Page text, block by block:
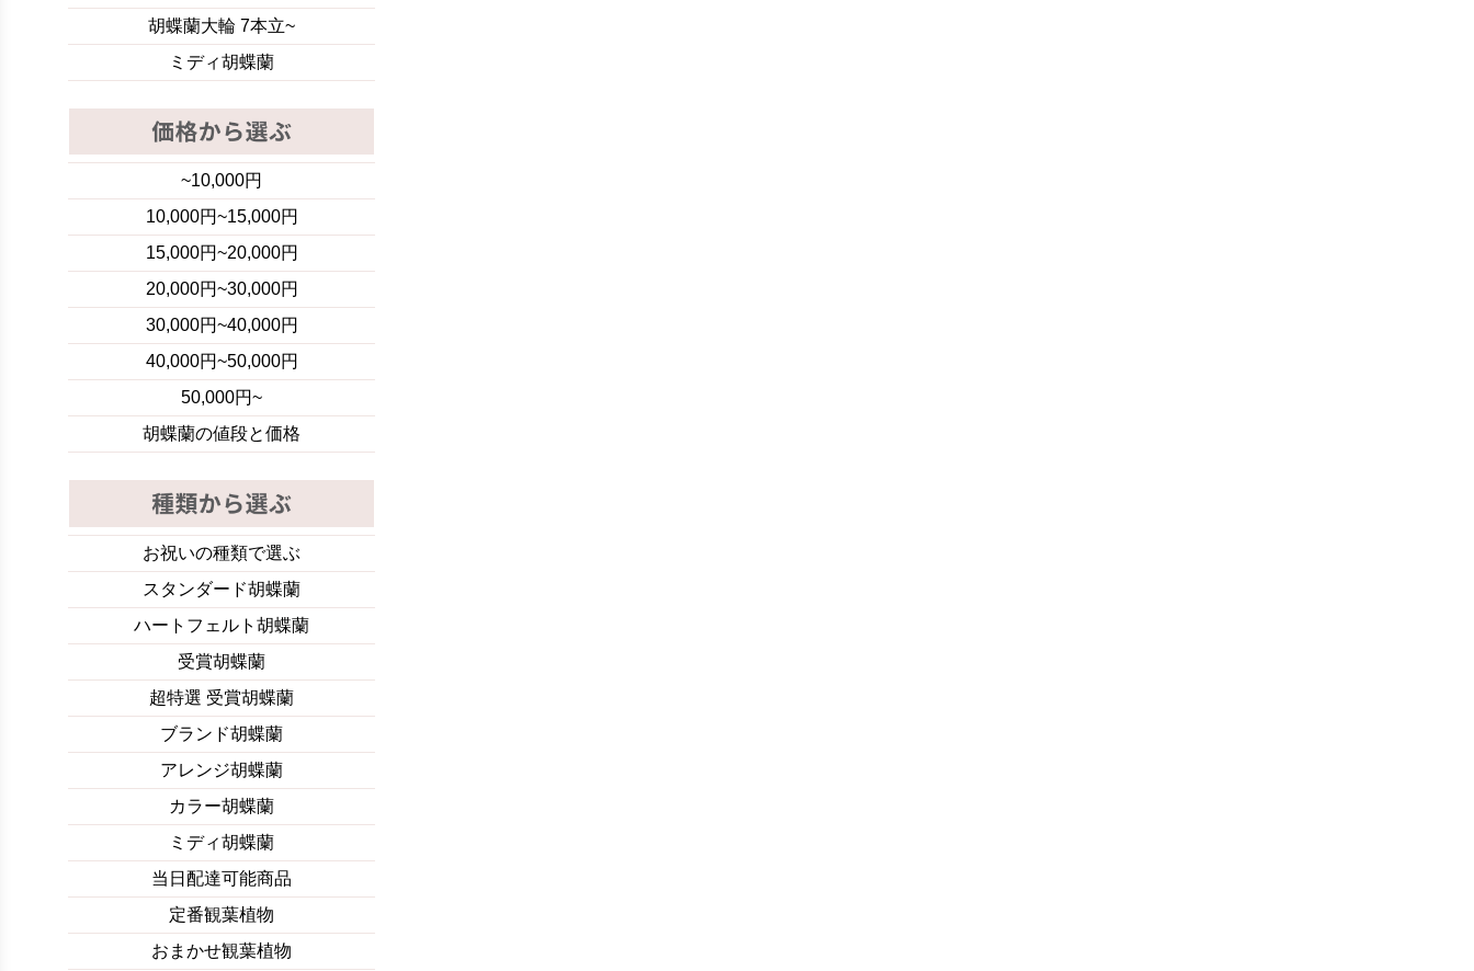
胡蝶蘭大輪 7本立~
ミディ胡蝶蘭
~10,000円
10,000円~15,000円
15,000円~20,000円
20,000円~30,000円
30,000円~40,000円
40,000円~50,000円
50,000円~
胡蝶蘭の値段と価格
お祝いの種類で選ぶ
スタンダード胡蝶蘭
ハートフェルト胡蝶蘭
受賞胡蝶蘭
超特選 受賞胡蝶蘭
ブランド胡蝶蘭
アレンジ胡蝶蘭
カラー胡蝶蘭
ミディ胡蝶蘭
当日配達可能商品
定番観葉植物
おまかせ観葉植物